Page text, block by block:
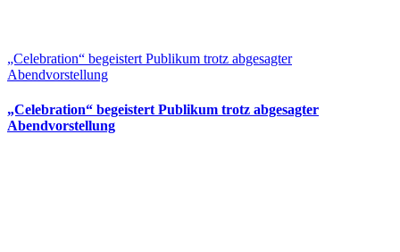
„Celebration“ begeistert Publikum trotz abgesagter
Abendvorstellung
„Celebration“ begeistert Publikum trotz abgesagter
Abendvorstellung